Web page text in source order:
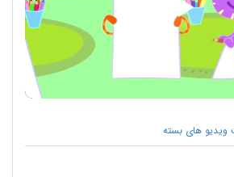
Play
Video
های بسته